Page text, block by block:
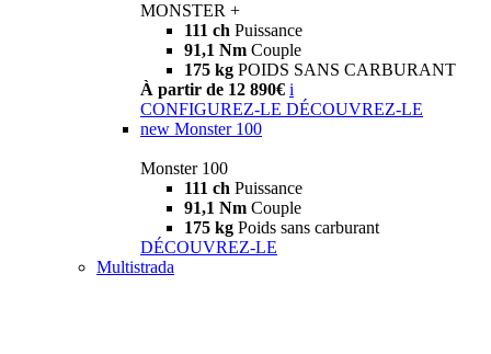
MONSTER +
111 ch Puissance
91,1 Nm Couple
175 kg POIDS SANS CARBURANT
À partir de 12 890€ i
CONFIGUREZ-LE DÉCOUVREZ-LE
new Monster 100
Monster 100
111 ch Puissance
91,1 Nm Couple
175 kg Poids sans carburant
DÉCOUVREZ-LE
Multistrada